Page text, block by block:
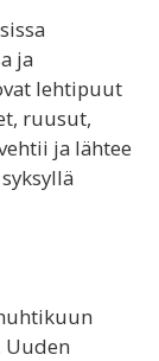
ja
lehtipuut
ruusut,
ja lähtee
Uuden